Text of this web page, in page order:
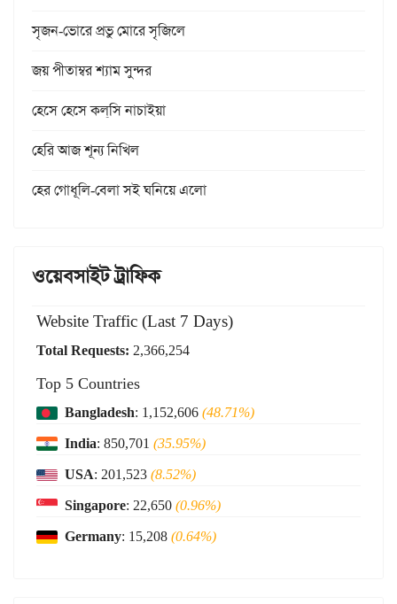
সৃজন-ভোরে প্রভু মোরে সৃজিলে
জয় পীতাম্বর শ্যাম সুন্দর
হেসে হেসে কল্‌সি নাচাইয়া
হেরি আজ শূন্য নিখিল
হের গোধূলি-বেলা সই ঘনিয়ে এলো
ওয়েবসাইট ট্রাফিক
Website Traffic (Last 7 Days)
Total Requests: 2,366,254
Top 5 Countries
Bangladesh: 1,152,606(48.71%)
India: 850,701 (35.95%)
USA: 201,523(8.52%)
Singapore: 22,650(0.96%)
Germany: 15,208(0.64%)